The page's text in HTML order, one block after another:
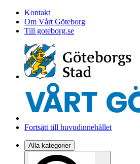
Kontakt
Om Vårt Göteborg
Till goteborg.se
Fortsätt till huvudinnehållet
Alla kategorier